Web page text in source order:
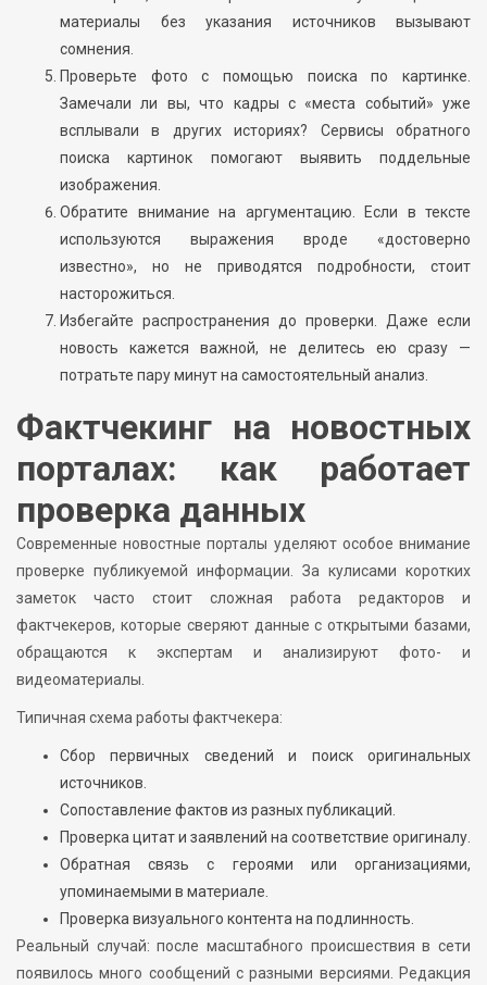
материалы без указания источников вызывают
сомнения.
Проверьте фото с помощью поиска по картинке.
Замечали ли вы, что кадры с «места событий» уже
всплывали в других историях? Сервисы обратного
поиска картинок помогают выявить поддельные
изображения.
Обратите внимание на аргументацию. Если в тексте
используются выражения вроде «достоверно
известно», но не приводятся подробности, стоит
насторожиться.
Избегайте распространения до проверки. Даже если
новость кажется важной, не делитесь ею сразу —
потратьте пару минут на самостоятельный анализ.
Фактчекинг на новостных
порталах: как работает
проверка данных
Современные новостные порталы уделяют особое внимание
проверке публикуемой информации. За кулисами коротких
заметок часто стоит сложная работа редакторов и
фактчекеров, которые сверяют данные с открытыми базами,
обращаются к экспертам и анализируют фото- и
видеоматериалы.
Типичная схема работы фактчекера:
Сбор первичных сведений и поиск оригинальных
источников.
Сопоставление фактов из разных публикаций.
Проверка цитат и заявлений на соответствие оригиналу.
Обратная связь с героями или организациями,
упоминаемыми в материале.
Проверка визуального контента на подлинность.
Реальный случай: после масштабного происшествия в сети
появилось много сообщений с разными версиями. Редакция